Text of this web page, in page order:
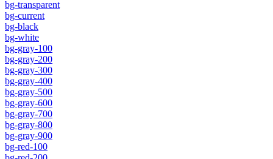
bg-transparent
bg-current
bg-black
bg-white
bg-gray-100
bg-gray-200
bg-gray-300
bg-gray-400
bg-gray-500
bg-gray-600
bg-gray-700
bg-gray-800
bg-gray-900
bg-red-100